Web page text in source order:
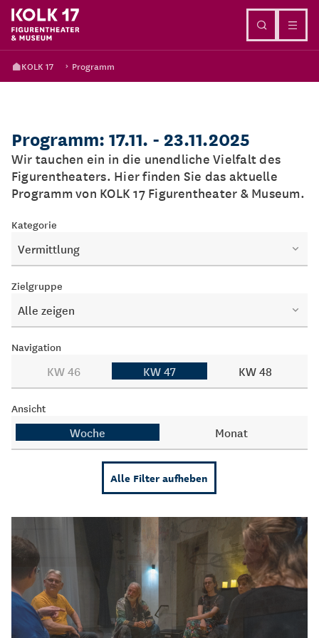
KOLK 17 Programm
Programm: 17.11. - 23.11.2025
Wir tauchen ein in die unendliche Vielfalt des
Figurentheaters. Hier finden Sie das aktuelle
Programm von KOLK 17 Figurentheater & Museum.
Kategorie
Vermittlung
Zielgruppe
Alle zeigen
Navigation
KW 46 KW 47 KW 48
Ansicht
Woche Monat
Alle Filter aufheben